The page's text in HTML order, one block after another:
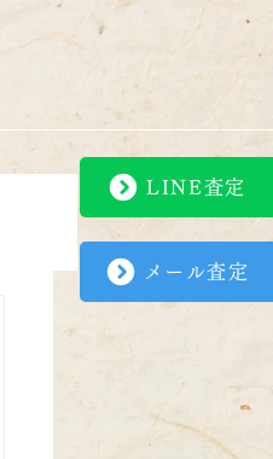
LINE査定
メール査定